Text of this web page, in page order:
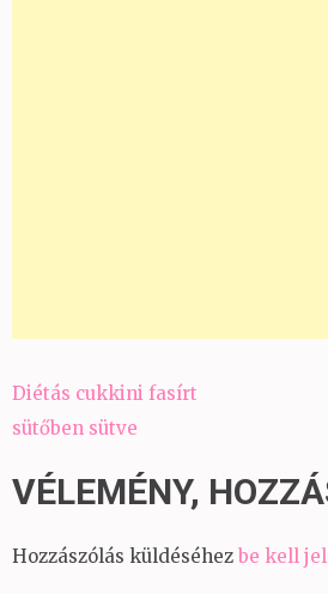
Bejegyzés
navigáció
Diétás cukkini fasírt
sütőben sütve
VÉLEMÉNY,
Hozzászólás küldéséhez be kell